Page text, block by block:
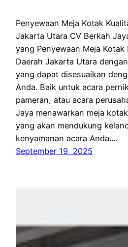
Penyewaan Meja Kotak
Jakarta Utara CV Berkah
yang Penyewaan Meja Kotak
Daerah Jakarta Utara
yang dapat disesuaikan
Anda. Baik untuk acara
pameran, atau acara
Jaya menawarkan meja
yang akan mendukung
kenyamanan acara Anda.…
September 19, 2025